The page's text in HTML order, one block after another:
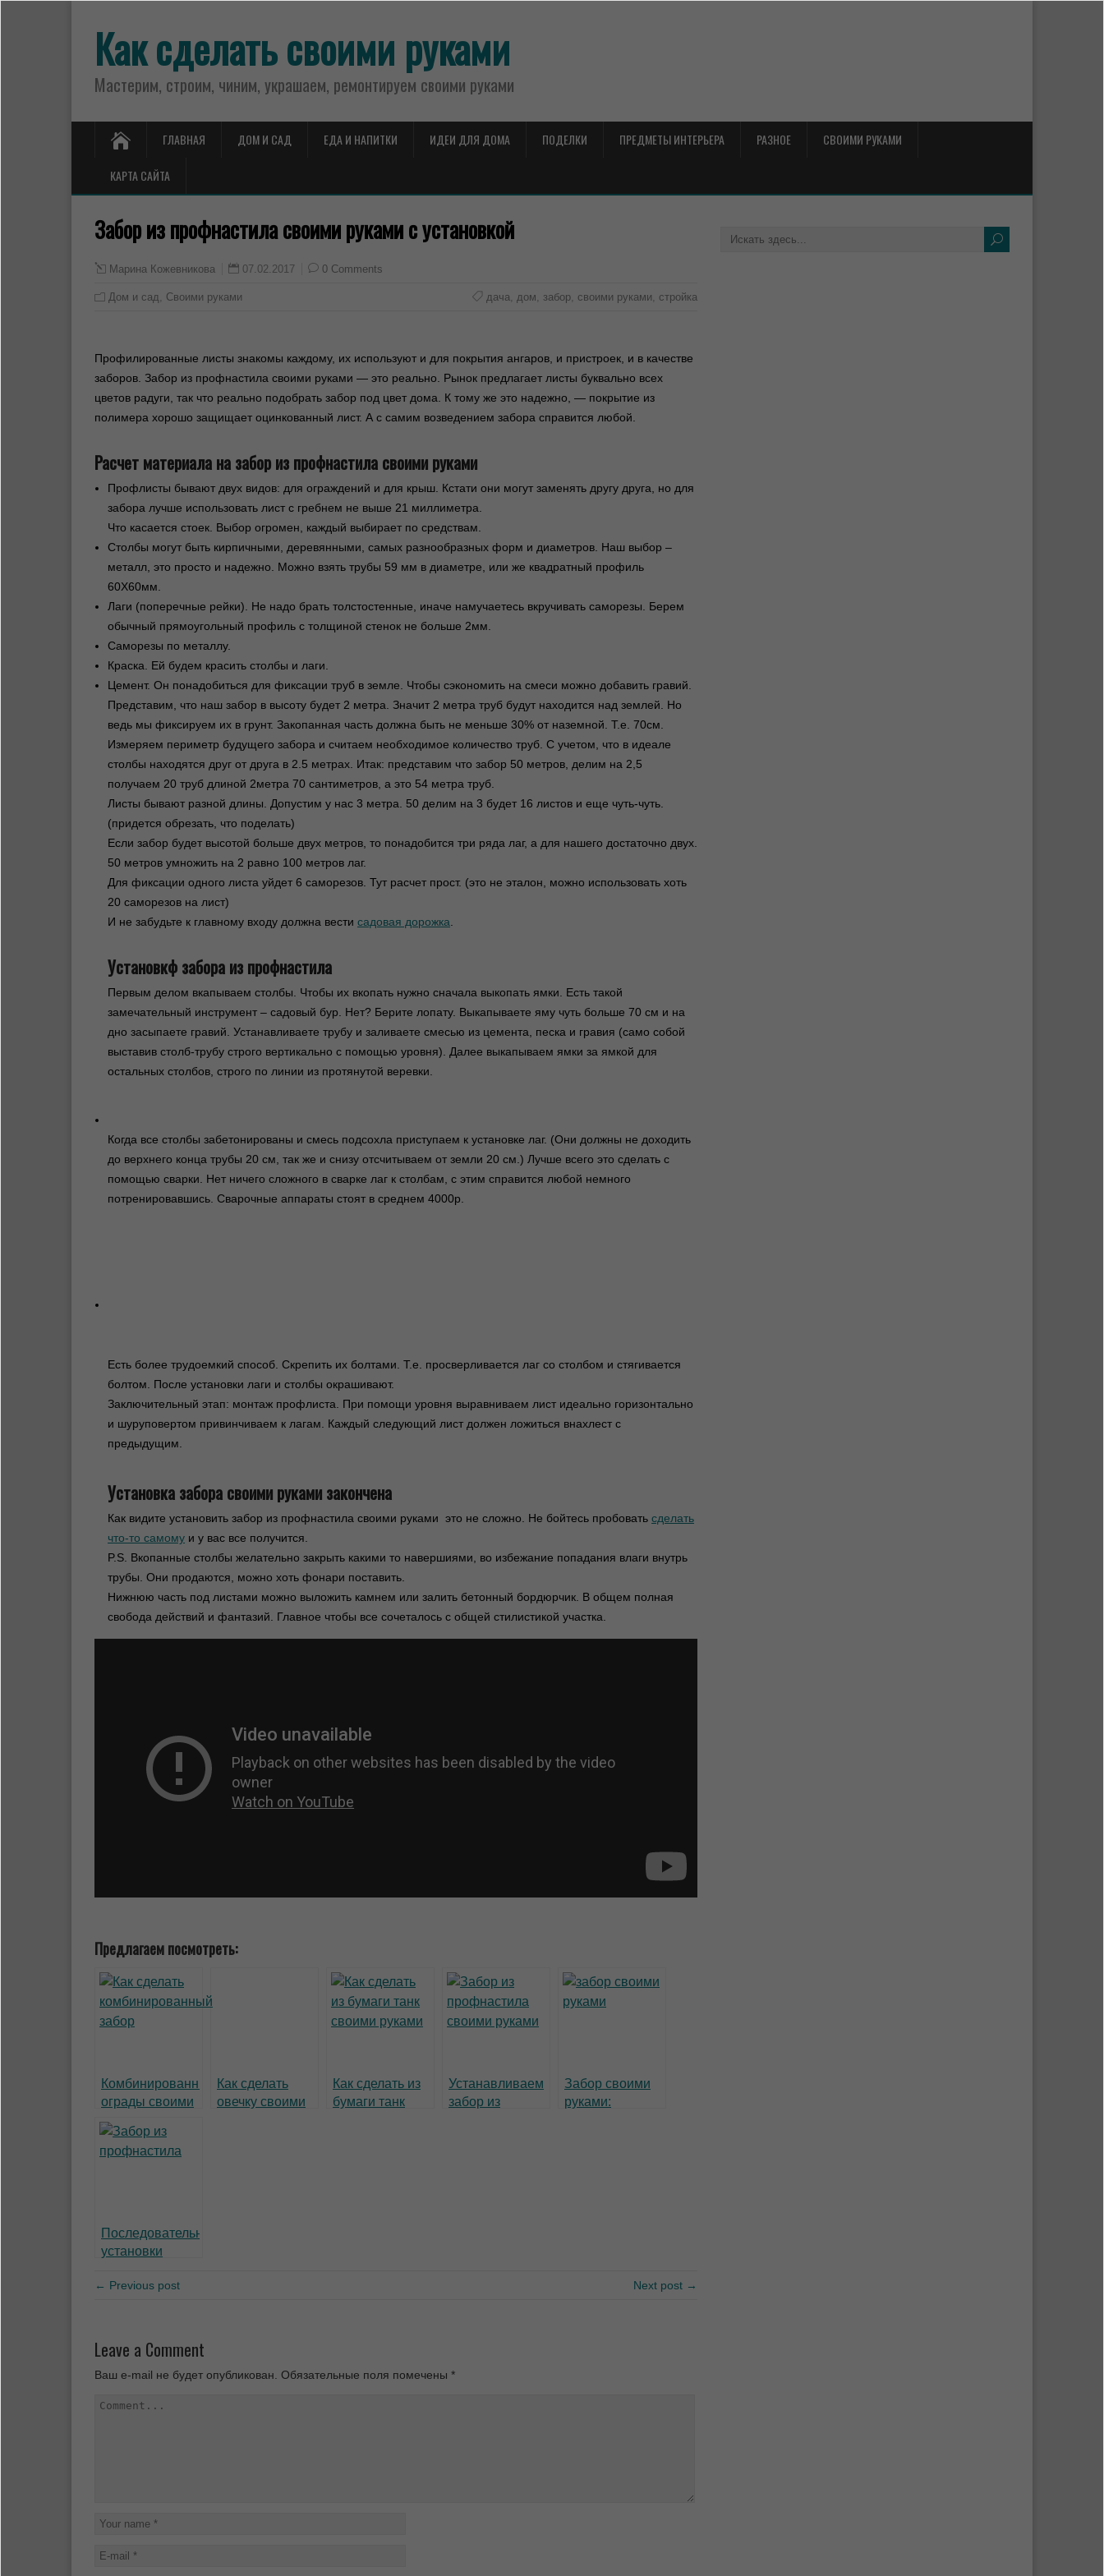
Как сделать своими руками
Мастерим, строим, чиним, украшаем, ремонтируем своими руками
ГЛАВНАЯ ДОМ И САД ЕДА И НАПИТКИ ИДЕИ ДЛЯ ДОМА ПОДЕЛКИ ПРЕДМЕТЫ ИНТЕРЬЕРА РАЗНОЕ СВОИМИ РУКАМИ
КАРТА САЙТА
Забор из профнастила своими руками с установкой
Марина Кожевникова 07.02.2017 0 Comments
Дом и сад, Своими руками дача, дом, забор, своими руками, стройка
Профилированные листы знакомы каждому, их используют и для покрытия ангаров, и пристроек, и в качестве
заборов. Забор из профнастила своими руками — это реально. Рынок предлагает листы буквально всех
цветов радуги, так что реально подобрать забор под цвет дома. К тому же это надежно, — покрытие из
полимера хорошо защищает оцинкованный лист. А с самим возведением забора справится любой.
Расчет материала на забор из профнастила своими руками
Профлисты бывают двух видов: для ограждений и для крыш. Кстати они могут заменять другу друга, но для
забора лучше использовать лист с гребнем не выше 21 миллиметра.
Что касается стоек. Выбор огромен, каждый выбирает по средствам.
Столбы могут быть кирпичными, деревянными, самых разнообразных форм и диаметров. Наш выбор –
металл, это просто и надежно. Можно взять трубы 59 мм в диаметре, или же квадратный профиль
60Х60мм.
Лаги (поперечные рейки). Не надо брать толстостенные, иначе намучаетесь вкручивать саморезы. Берем
обычный прямоугольный профиль с толщиной стенок не больше 2мм.
Саморезы по металлу.
Краска. Ей будем красить столбы и лаги.
Цемент. Он понадобиться для фиксации труб в земле. Чтобы сэкономить на смеси можно добавить гравий.
Представим, что наш забор в высоту будет 2 метра. Значит 2 метра труб будут находится над землей. Но
ведь мы фиксируем их в грунт. Закопанная часть должна быть не меньше 30% от наземной. Т.е. 70см.
Измеряем периметр будущего забора и считаем необходимое количество труб. С учетом, что в идеале
столбы находятся друг от друга в 2.5 метрах. Итак: представим что забор 50 метров, делим на 2,5
получаем 20 труб длиной 2метра 70 сантиметров, а это 54 метра труб.
Листы бывают разной длины. Допустим у нас 3 метра. 50 делим на 3 будет 16 листов и еще чуть-чуть.
(придется обрезать, что поделать)
Если забор будет высотой больше двух метров, то понадобится три ряда лаг, а для нашего достаточно двух.
50 метров умножить на 2 равно 100 метров лаг.
Для фиксации одного листа уйдет 6 саморезов. Тут расчет прост. (это не эталон, можно использовать хоть
20 саморезов на лист)
И не забудьте к главному входу должна вести садовая дорожка
Установкф забора из профнастила
Первым делом вкапываем столбы. Чтобы их вкопать нужно сначала выкопать ямки. Есть такой
замечательный инструмент – садовый бур. Нет? Берите лопату. Выкапываете яму чуть больше 70 см и на
дно засыпаете гравий. Устанавливаете трубу и заливаете смесью из цемента, песка и гравия (само собой
выставив столб-трубу строго вертикально с помощью уровня). Далее выкапываем ямки за ямкой для
остальных столбов, строго по линии из протянутой веревки.
Когда все столбы забетонированы и смесь подсохла приступаем к установке лаг. (Они должны не доходить
до верхнего конца трубы 20 см, так же и снизу отсчитываем от земли 20 см.) Лучше всего это сделать с
помощью сварки. Нет ничего сложного в сварке лаг к столбам, с этим справится любой немного
потренировавшись. Сварочные аппараты стоят в среднем 4000р.
Есть более трудоемкий способ. Скрепить их болтами. Т.е. просверливается лаг со столбом и стягивается
болтом. После установки лаги и столбы окрашивают.
Заключительный этап: монтаж профлиста. При помощи уровня выравниваем лист идеально горизонтально
и шуруповертом привинчиваем к лагам. Каждый следующий лист должен ложиться внахлест с
предыдущим.
Установка забора своими руками закончена
Как видите установить забор из профнастила своими руками это не сложно. Не бойтесь пробовать сделать
что-то самому и у вас все получится.
P.S. Вкопанные столбы желательно закрыть какими то навершиями, во избежание попадания влаги внутрь
трубы. Они продаются, можно хоть фонари поставить.
Нижнюю часть под листами можно выложить камнем или залить бетонный бордюрчик. В общем полная
свобода действий и фантазий. Главное чтобы все сочеталось с общей стилистикой участка.
Предлагаем посмотреть:
Комбинированные
ограды своими
руками
Как сделать
овечку своими
Как сделать из
бумаги танк
Устанавливаем
забор из
Забор своими
руками:
Последовательность
установки
профнастила
← Previous post Next post →
Leave a Comment
Ваш e-mail не будет опубликован. Обязательные поля помечены *